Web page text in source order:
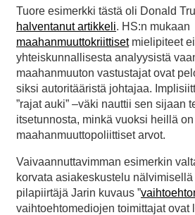
Tuore esimerkki tästä oli Donald
halventanut artikkeli. HS:n mukaan
maahanmuuttokriittisetmielipiteet
yhteiskunnallisesta analyysistä
maahanmuuton vastustajat ovat
siksi autoritääristä johtajaa.
”rajat auki” –väki nauttii sen sijaan
itsetunnosta, minkä vuoksi heillä
maahanmuuttopoliittiset arvot.
Vaivaannuttavimman esimerkin
korvata asiakeskustelu
pilapiirtäjä Jarin kuvaus ”
vaihtoehtomediojen toimittajat ovat